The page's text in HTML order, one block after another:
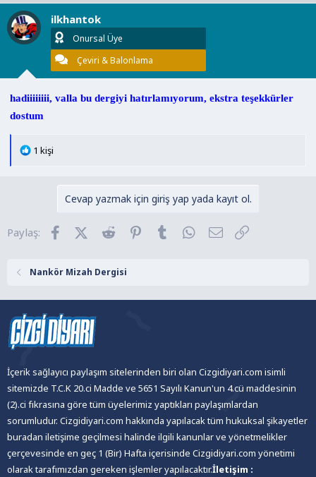
l
e
r
ilkhantok
Onursal Üye
Çeviri & Balonlama
hadiiiiiiii, valla bu dergiyi hatırlamıyorum, ekstra teşekkürler
dostum
T
e
1 kişi
Cevap yazmak için giriş yap yada kayıt ol.
Paylaş: FacebookX (Twitter)
Reddit Pinterest
Tumblr WhatsApp
E-posta
Nankör Mizah Dergisi
İçerik sağlayıcı paylaşım sitelerinden biri olan Cizgidiyari.com isimli
sitemizde T.C.K 20.ci Madde ve 5651 Sayılı Kanun'un 4.cü maddesinin
(2).ci fıkrasına göre tüm üyelerimiz yaptıkları paylaşımlardan
sorumludur. Cizgidiyari.com hakkında yapılacak tüm hukuksal şikayetler
buradan iletişime geçilmesi halinde ilgili kanunlar ve yönetmelikler
çerçevesinde en geç 1 (Bir) Hafta içerisinde Cizgidiyari.com yönetimi
olarak tarafımızdan gereken işlemler yapılacaktır.İletişim :